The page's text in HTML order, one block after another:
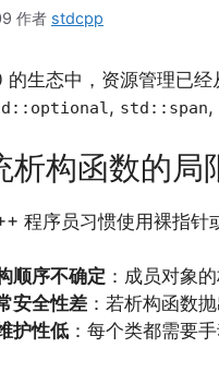
作者 stdcpp
生态中，资源管理已
, std::span,
析构函数的局
程序员习惯使用裸指针
顺序不确定 ：成员对象
安全性差 ：若析构函数
护性低 ：每个类都需要